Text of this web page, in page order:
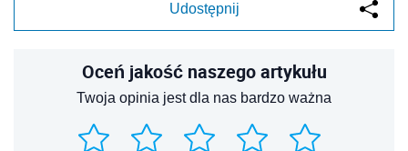
Udostępnij
Oceń jakość naszego artykułu
Twoja opinia jest dla nas bardzo ważna